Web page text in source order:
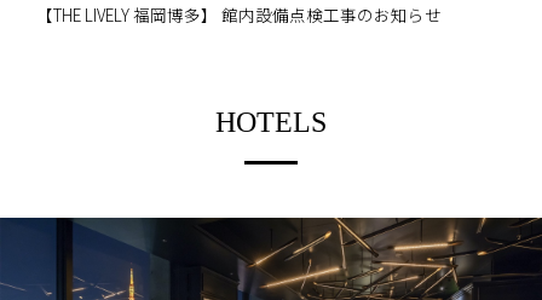
【THE LIVELY 福岡博多】 館内設備点検工事のお知らせ
HOTELS